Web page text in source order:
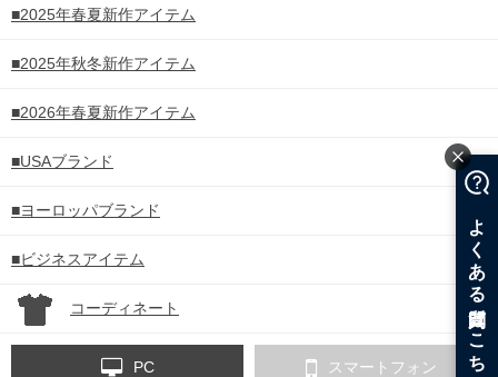
■2025年春夏新作アイテム
■2025年秋冬新作アイテム
■2026年春夏新作アイテム
■USAブランド
■ヨーロッパブランド
■ビジネスアイテム
コーディネート
PC スマートフォン